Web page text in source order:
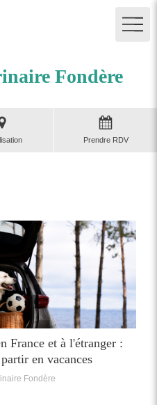
Fondère
Prendre RDV
France et à l'étranger :
en vacances
Fondère